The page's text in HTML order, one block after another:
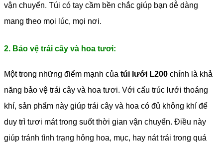
vận chuyển. Túi có tay cầm bền chắc giúp bạn dễ dàng
mang theo mọi lúc, mọi nơi.
2. Bảo vệ trái cây và hoa tươi:
Một trong những điểm mạnh của túi lưới L200 chính là khả
năng bảo vệ trái cây và hoa tươi. Với cấu trúc lưới thoáng
khí, sản phẩm này giúp trái cây và hoa có đủ không khí để
duy trì tươi mát trong suốt thời gian vận chuyển. Điều này
giúp tránh tình trạng hỏng hoa, mục, hay nát trái trong quá